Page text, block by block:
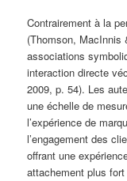
Contrairement à la
(Thomson, MacInnis
associations
interaction directe
2009, p. 54). Les
une échelle de
l’expérience de
l’engagement des
offrant une
attachement plus